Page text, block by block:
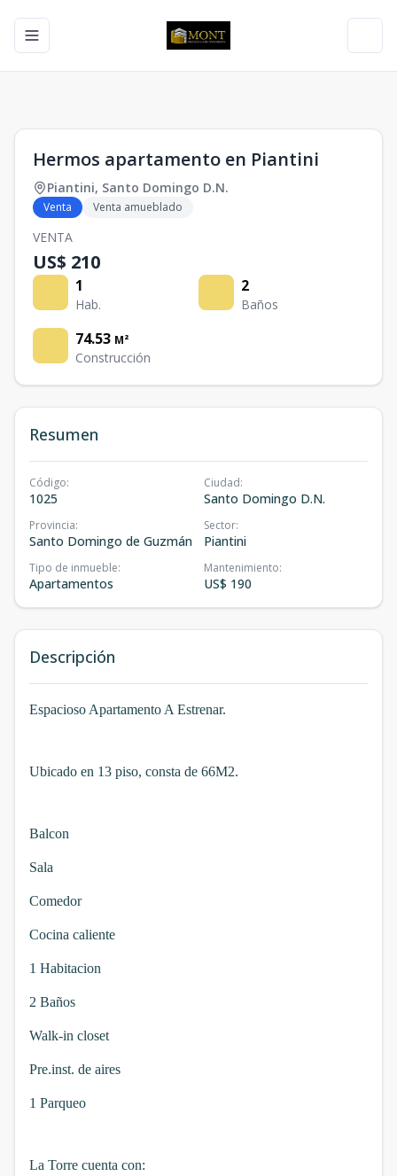
Toggle navigation menu
Hermos apartamento en Piantini
Piantini, Santo Domingo D.N.
Venta Venta amueblado
VENTA
US$ 210
1
Hab.
2
Baños
74.53 M²
Construcción
Resumen
Código:
1025
Ciudad:
Santo Domingo D.N.
Provincia:
Santo Domingo de Guzmán
Sector:
Piantini
Tipo de inmueble:
Apartamentos
Mantenimiento:
US$ 190
Descripción
Espacioso Apartamento A Estrenar.
Ubicado en 13 piso, consta de 66M2.
Balcon
Sala
Comedor
Cocina caliente
1 Habitacion
2 Baños
Walk-in closet
Pre.inst. de aires
1 Parqueo
La Torre cuenta con: